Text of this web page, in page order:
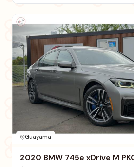
Guayama
2020 BMW 745e xDrive M